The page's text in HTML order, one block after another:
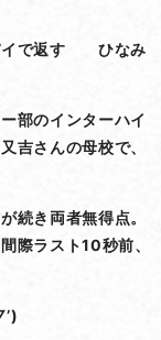
イで返す ひなみ
部のインターハイ
吉さんの母校で、
続き両者無得点。
際ラスト10秒前、